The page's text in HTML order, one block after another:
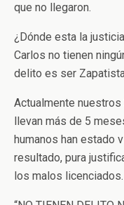
que no llegaron.
¿Dónde esta la
Carlos no tienen
delito es ser
Actualmente
llevan más de 5
humanos han estado
resultado, pura
los malos licenciados.